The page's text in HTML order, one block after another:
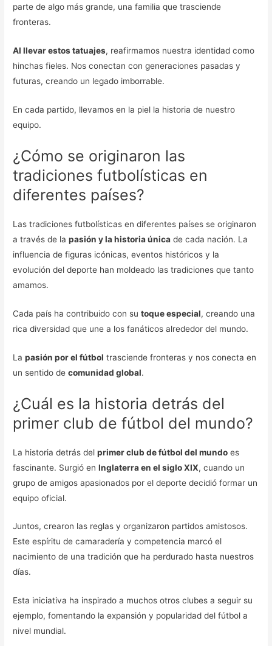
parte de algo más grande, una familia que trasciende
fronteras.
Al llevar estos tatuajes, reafirmamos nuestra identidad como
hinchas fieles. Nos conectan con generaciones pasadas y
futuras, creando un legado imborrable.
En cada partido, llevamos en la piel la historia de nuestro
equipo.
¿Cómo se originaron las
tradiciones futbolísticas en
diferentes países?
Las tradiciones futbolísticas en diferentes países se originaron
a través de lapasión y la historia única de cada nación. La
influencia de figuras icónicas, eventos históricos y la
evolución del deporte han moldeado las tradiciones que tanto
amamos.
Cada país ha contribuido con sutoque especial, creando una
rica diversidad que une a los fanáticos alrededor del mundo.
Lapasión por el fútbol trasciende fronteras y nos conecta en
un sentido decomunidad global.
¿Cuál es la historia detrás del
primer club de fútbol del mundo?
La historia detrás delprimer club de fútbol del mundo es
fascinante. Surgió enInglaterra en el siglo XIX, cuando un
grupo de amigos apasionados por el deporte decidió formar un
equipo oficial.
Juntos, crearon las reglas y organizaron partidos amistosos.
Este espíritu de camaradería y competencia marcó el
nacimiento de una tradición que ha perdurado hasta nuestros
días.
Esta iniciativa ha inspirado a muchos otros clubes a seguir su
ejemplo, fomentando la expansión y popularidad del fútbol a
nivel mundial.